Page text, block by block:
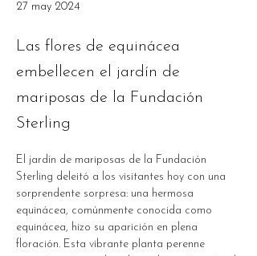
27 may 2024
Las flores de equinácea
embellecen el jardín de
mariposas de la Fundación
Sterling
El jardín de mariposas de la Fundación
Sterling deleitó a los visitantes hoy con una
sorprendente sorpresa: una hermosa
equinácea, comúnmente conocida como
equinácea, hizo su aparición en plena
floración. Esta vibrante planta perenne